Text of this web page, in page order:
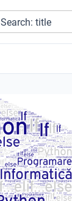
Search: title